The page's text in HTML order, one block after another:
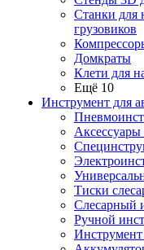
Станки для
грузовиков
Домкраты
Клети для
Ещё 10
Инструмент для
Тиски
Слесарный
Ручной
Инструмент